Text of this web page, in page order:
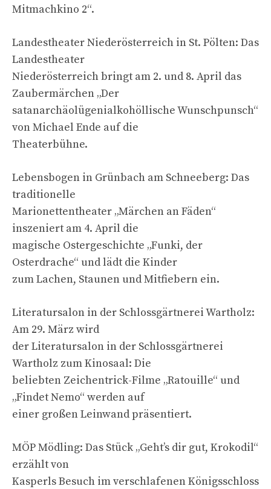
Mitmachkino 2“.
Landestheater Niederösterreich in St. Pölten: Das
Landestheater
Niederösterreich bringt am 2. und 8. April das
Zaubermärchen „Der
satanarchäolügenialkohöllische Wunschpunsch“
von Michael Ende auf die
Theaterbühne.
Lebensbogen in Grünbach am Schneeberg: Das
traditionelle
Marionettentheater „Märchen an Fäden“
inszeniert am 4. April die
magische Ostergeschichte „Funki, der
Osterdrache“ und lädt die Kinder
zum Lachen, Staunen und Mitfiebern ein.
Literatursalon in der Schlossgärtnerei Wartholz:
Am 29. März wird
der Literatursalon in der Schlossgärtnerei
Wartholz zum Kinosaal: Die
beliebten Zeichentrick-Filme „Ratouille“ und
„Findet Nemo“ werden auf
einer großen Leinwand präsentiert.
MÖP Mödling: Das Stück „Geht’s dir gut, Krokodil“
erzählt von
Kasperls Besuch im verschlafenen Königsschloss